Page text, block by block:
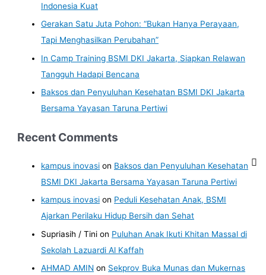
Indonesia Kuat
Gerakan Satu Juta Pohon: “Bukan Hanya Perayaan,
Tapi Menghasilkan Perubahan”
In Camp Training BSMI DKI Jakarta, Siapkan Relawan
Tangguh Hadapi Bencana
Baksos dan Penyuluhan Kesehatan BSMI DKI Jakarta
Bersama Yayasan Taruna Pertiwi
Recent Comments
kampus inovasi on Baksos dan Penyuluhan Kesehatan
BSMI DKI Jakarta Bersama Yayasan Taruna Pertiwi
kampus inovasi on Peduli Kesehatan Anak, BSMI
Ajarkan Perilaku Hidup Bersih dan Sehat
Supriasih / Tini on Puluhan Anak Ikuti Khitan Massal di
Sekolah Lazuardi Al Kaffah
AHMAD AMIN on Sekprov Buka Munas dan Mukernas